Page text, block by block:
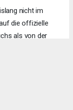
nicht im
die offizielle
als von der